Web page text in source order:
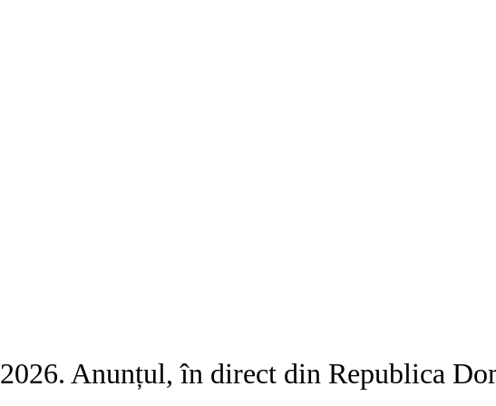
Anunțul, în direct din Republica